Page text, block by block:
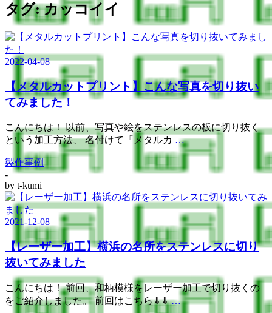
タグ:カッコイイ
2022-04-08
【メタルカットプリント】こんな写真を切り抜い
てみました！
こんにちは！ 以前、写真や絵をステンレスの板に切り抜く
という加工方法、 名付けて『メタルカ …
製作事例
-
by t-kumi
2021-12-08
【レーザー加工】横浜の名所をステンレスに切り
抜いてみました
こんにちは！ 前回、和柄模様をレーザー加工で切り抜くの
をご紹介しました。 前回はこちら⇓⇓…